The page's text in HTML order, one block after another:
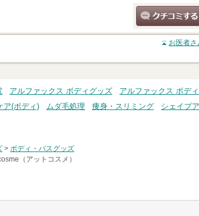
クチコミ
お医者
アルファックス ボディグッズ
アルファックス ボデ
ア(ボディ) ムダ毛処理 痩身・スリミング シェイプ
> ボディ・バスグッズ
（アットコスメ）